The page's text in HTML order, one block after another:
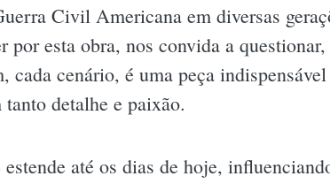
Civil Americana em diversas
esta obra, nos convida a questionar,
cada cenário, é uma peça
detalhe e paixão.
até os dias de hoje,